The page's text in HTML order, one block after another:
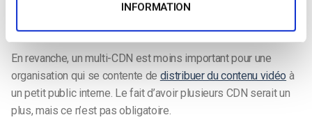
INFORMATION
ceux qui ont des téléspectateurs dans les régions les plus
reculées du monde.
En revanche, un multi-CDN est moins important pour une
organisation qui se contente de distribuer du contenu vidéo à
un petit public interne. Le fait d’avoir plusieurs CDN serait un
plus, mais ce n’est pas obligatoire.